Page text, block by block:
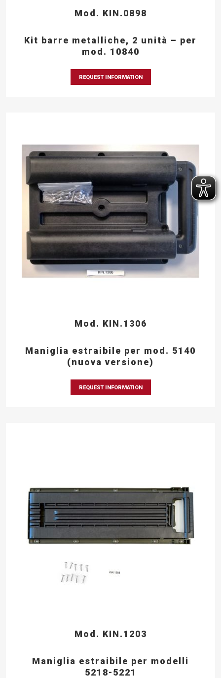
Mod. KIN.0898
Kit barre metalliche, 2 unità – per
mod. 10840
REQUEST INFORMATION
Mod. KIN.1306
Maniglia estraibile per mod. 5140
(nuova versione)
REQUEST INFORMATION
Mod. KIN.1203
Maniglia estraibile per modelli
5218-5221